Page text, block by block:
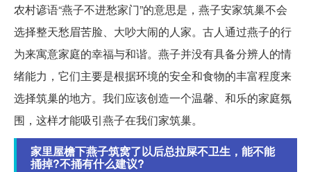
农村谚语“燕子不进愁家门”的意思是，燕子安家筑巢不会
选择整天愁眉苦脸、大吵大闹的人家。古人通过燕子的行
为来寓意家庭的幸福与和谐。燕子并没有具备分辨人的情
绪能力，它们主要是根据环境的安全和食物的丰富程度来
选择筑巢的地方。我们应该创造一个温馨、和乐的家庭氛
围，这样才能吸引燕子在我们家筑巢。
家里屋檐下燕子筑窝了以后总拉屎不卫生，能不能
捅掉?不捅有什么建议?